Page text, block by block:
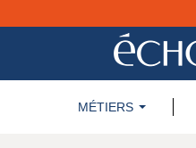
MÉTIERS